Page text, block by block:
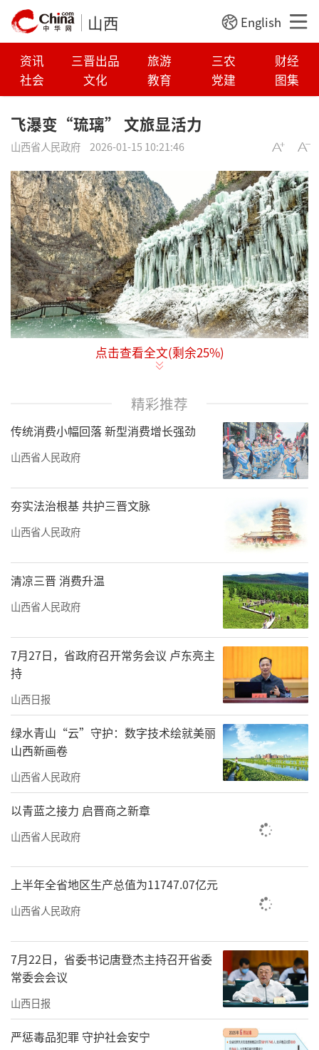
山西 English
资讯 三晋出品 旅游 三农
财经
社会
文化 教育 党建 图集
飞瀑变“琉璃” 文旅显活力
山西省人民政府 2026-01-15 10:21:46
1月13日，平顺县通天峡景区内，昔日的飞
数千米，好似步入童话般的冰雪世界。郭世虎
摄
1月11日，太原蒙山景区内，冰瀑玫瑰创意
景观吸引众多游客驻足拍照打卡。冰的清透与
玫瑰的浓烈相映成趣，独特景致成为冬日热门
看点，尽显文旅活力。
山西日报记者范文静摄
点击查看全文(剩余25%)
精彩推荐
传统消费小幅回落 新型消费增长强劲
山西省人民政府
夯实法治根基 共护三晋文脉
山西省人民政府
清凉三晋 消费升温
山西省人民政府
7月27日，省政府召开常务会议 卢东亮主
持
山西日报
绿水青山“云”守护：数字技术绘就美丽
山西新画卷
山西省人民政府
以青蓝之接力 启晋商之新章
山西省人民政府
上半年全省地区生产总值为11747.07亿元
山西省人民政府
7月22日，省委书记唐登杰主持召开省委
常委会会议
山西日报
严惩毒品犯罪 守护社会安宁